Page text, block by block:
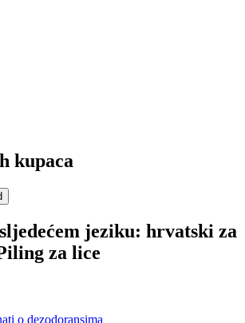
kupaca
jeziku: hrvatski za
za lice
o dezodoransima